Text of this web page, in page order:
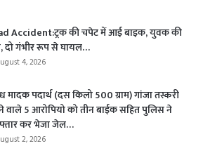
Accident:ट्रक की चपेट में आई बाइक, युवक की
दो गंभीर रूप से घायल…
4, 2026
मादक पदार्थ (दस किलो 500 ग्राम) गांजा तस्करी
वाले 5 आरोपियो को तीन बाईक सहित पुलिस ने
कर भेजा जेल…
2, 2026